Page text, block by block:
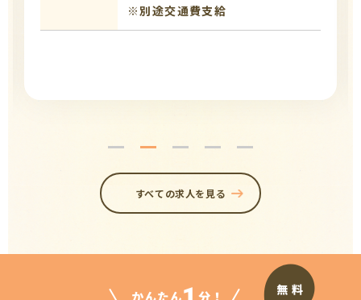
※別途交通費支給
すべての求人を見る